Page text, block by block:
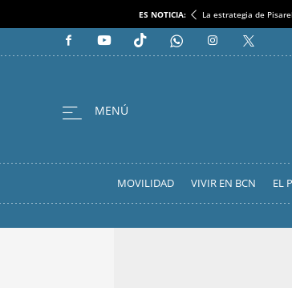
ES NOTICIA: La estrategia de
MOVILIDAD VIVIR EN BCN EL